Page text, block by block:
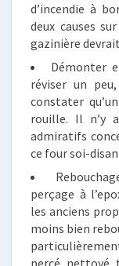
d’incendie à
deux causes
gazinière
Démonter
réviser un
constater
rouille. Il n’y
admiratifs
ce four soi-
perçage à
les anciens
moins bien
percé, nettoyé,